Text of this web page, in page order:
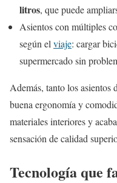
litros, que puede
Asientos con múltiples
según el viaje: cargar
supermercado sin
Además, tanto los asientos
buena ergonomía y
materiales interiores y
sensación de calidad
Tecnología que